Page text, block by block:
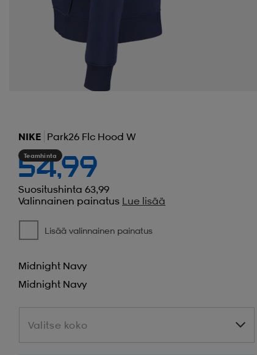
NIKE Park26 Flc Hood W
Teamhinta
54,99
Suositushinta 63,99
Valinnainen painatus Lue lisää
Lisää valinnainen painatus
Midnight Navy
Midnight Navy
Valitse koko
Valitse koko